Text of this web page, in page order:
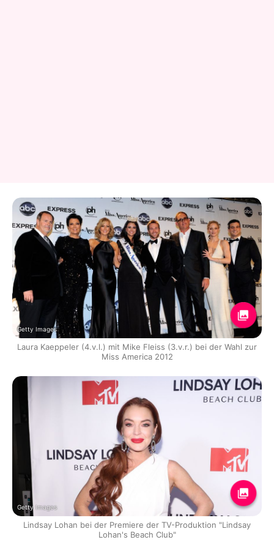
Getty Images
Laura Kaeppeler (4.v.l.) mit Mike Fleiss (3.v.r.) bei der Wahl zur
Miss America 2012
Getty Images
Lindsay Lohan bei der Premiere der TV-Produktion "Lindsay
Lohan's Beach Club"